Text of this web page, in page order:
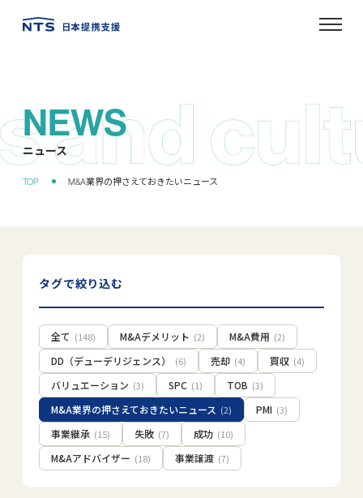
NEWS
ニュース
タグで絞り込む
全て (148) M&Aデメリット (2) M&A費用 (2)
DD（デューデリジェンス） (6) 売却 (4) 買収 (4)
バリュエーション (3) SPC (1) TOB (3)
M&A業界の押さえておきたいニュース (2) PMI (3)
事業継承 (15) 失敗 (7) 成功 (10)
M&Aアドバイザー (18) 事業譲渡 (7)